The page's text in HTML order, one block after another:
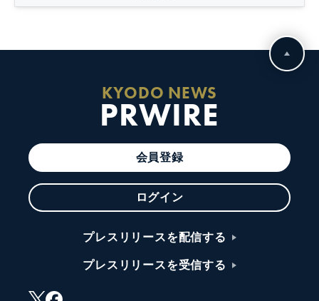
KYODO NEWS
PRWIRE
会員登録
ログイン
プレスリリースを配信する
プレスリリースを受信する